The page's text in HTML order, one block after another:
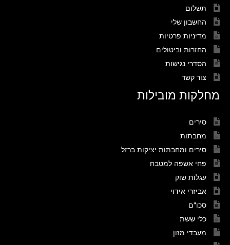
תשלום
החשבון שלי
מדיניות פרטיות
החזרות וביטולים
הסדרי נגישות
צור קשר
מחלקות מובילות
סירים
מחבתות
סירים ומחבתות יציקות ברזל
פחי אשפה למטבח
עגלות שוק
אביזרי אידוי
סכו"ם
כלי ששת
מעבדי מזון